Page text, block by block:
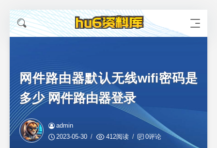
网件路由器默认无线wifi密码是
多少 网件路由器登录
admin
2023-05-30
412阅读 0评论